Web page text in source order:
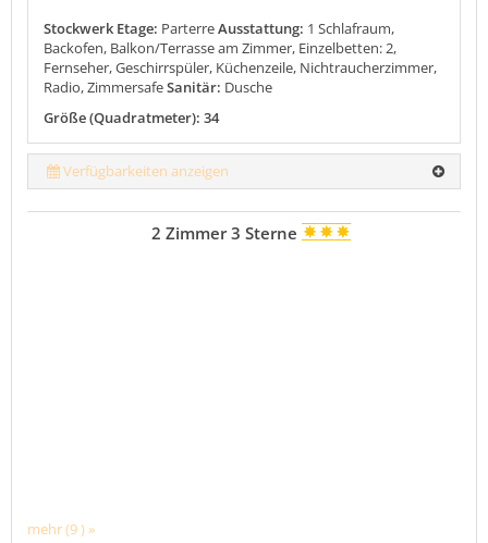
Stockwerk Etage: ParterreAusstattung: 1 Schlafraum,
Backofen, Balkon/Terrasse am Zimmer, Einzelbetten: 2,
Fernseher, Geschirrspüler, Küchenzeile, Nichtraucherzimmer,
Radio, ZimmersafeSanitär: Dusche
Größe (Quadratmeter): 34
Verfügbarkeiten anzeigen
mehr (9 ) »
2 Zimmer 3 Sterne